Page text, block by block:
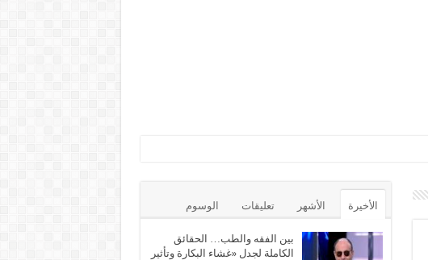
الأخيرة الأشهر تعليقات الوسوم
بين الفقه والطب… الحقائق
الكاملة لجدل «غشاء البكارة وتأثير